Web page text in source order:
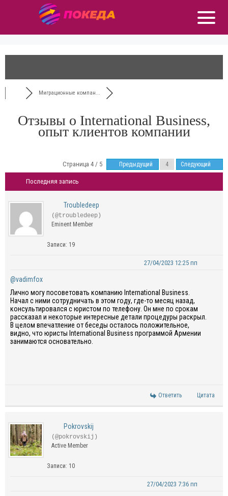
Миграционные компан...
Отзывы о International Business,
опыт клиентов компании
Страница 4 / 5 Предыдущий Следующий
Последняя запись
Troubledeep
(@troubledeep)
Eminent Member
Записи: 19
27/04/2023 12:25 пп
@vadimfox
Лично могу посоветовать компанию International Business.
Начал с ними сотрудничать в этом году, где-то месяц назад,
консультировался с юристом по телефону. Он мне по срокам
рассказал и некоторые интересные детали процедуры раскрыл.
В целом впечатление от беседы осталось положительное,
видно, что юристы International Business программой Армении
занимаются основательно.
Ответить Цитата
Pokrovskij
(@pokrovskij)
Active Member
Записи: 10
27/04/2023 7:36 пп